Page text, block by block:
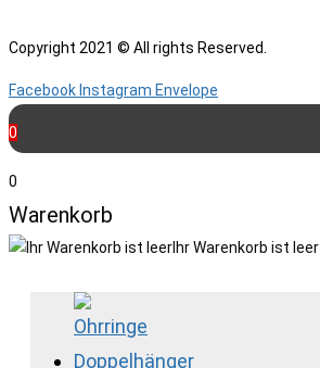
Copyright 2021 © All rights Reserved.
Facebook Instagram Envelope
0
0
Warenkorb
Ihr Warenkorb ist leer